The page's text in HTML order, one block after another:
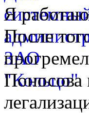
Я
После
Поносова